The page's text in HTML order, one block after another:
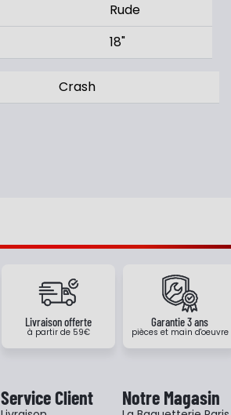
Rude
18"
Crash
Livraison offerte
à partir de 59€
Garantie 3 ans
pièces et main d'oeuvre
Service Client Notre Magasin